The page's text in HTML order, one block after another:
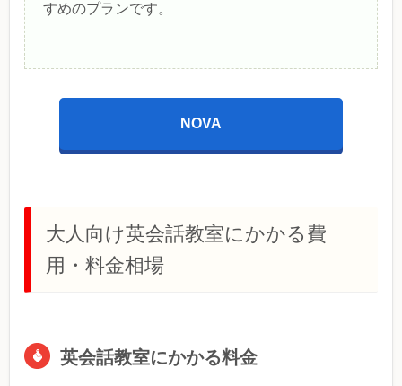
すめのプランです。
NOVA
大人向け英会話教室にかかる費
用・料金相場
英会話教室にかかる料金